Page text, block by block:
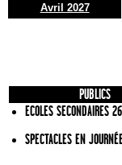
Avril 2027
PUBLICS
ECOLES SECONDAIRES
SPECTACLES EN